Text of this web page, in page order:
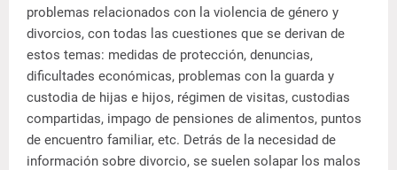
problemas relacionados con la violencia de género y
divorcios, con todas las cuestiones que se derivan de
estos temas: medidas de protección, denuncias,
dificultades económicas, problemas con la guarda y
custodia de hijas e hijos, régimen de visitas, custodias
compartidas, impago de pensiones de alimentos, puntos
de encuentro familiar, etc. Detrás de la necesidad de
información sobre divorcio, se suelen solapar los malos